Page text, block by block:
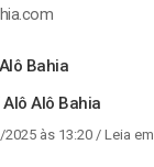
Bahia
Alô Bahia
às 13:20/ Leia em